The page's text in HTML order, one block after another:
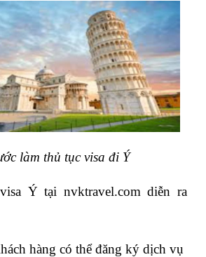
làm thủ tục visa đi Ý
Ý tại nvktravel.com diễn ra
hàng có thể đăng ký dịch vụ